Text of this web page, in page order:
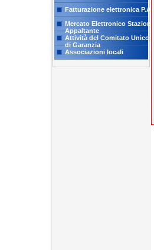
Fatturazione elettronica P.A.
Mercato Elettronico Stazione
Appaltante
Attività del Comitato Unico
di Garanzia
Associazioni locali